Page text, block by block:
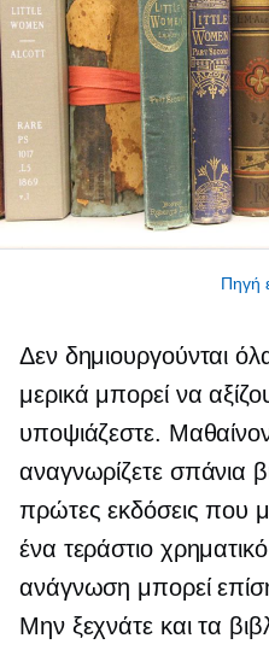
Πηγή
Δεν δημιουργούνται
μερικά μπορεί να
υποψιάζεστε.
αναγνωρίζετε σπάνια
πρώτες εκδόσεις που
ένα τεράστιο
ανάγνωση μπορεί
Μην ξεχνάτε και τα